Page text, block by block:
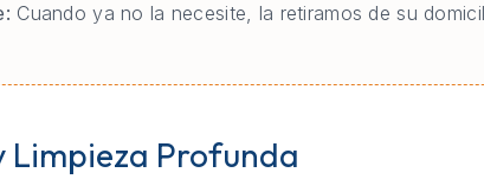
Cuando ya no la necesite, la retiramos de su
Limpieza Profunda